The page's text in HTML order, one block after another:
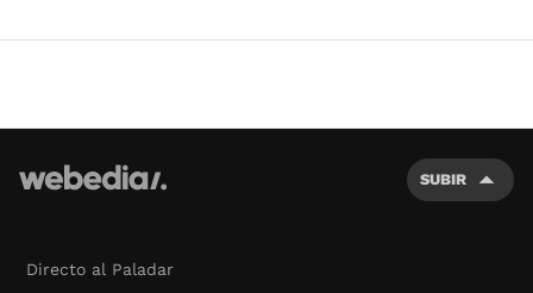
SUBIR
Directo al Paladar